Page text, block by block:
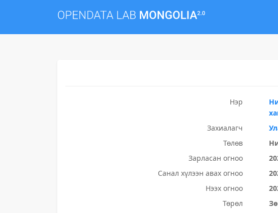
Нэр
Захиалагч
Төлөв
Зарласан огноо
Санал хүлээн авах огноо
Нээх огноо
Төрөл